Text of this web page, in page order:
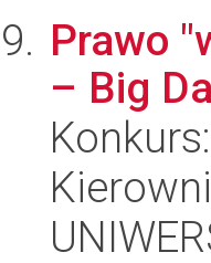
Prawo
– Big
Konkurs: